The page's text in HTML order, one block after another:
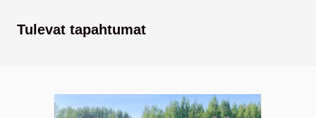
Tulevat tapahtumat